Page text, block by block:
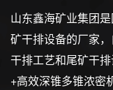
山东鑫海矿业集团
矿干排设备的厂家
干排工艺和尾矿干
+高效深锥多锥浓密